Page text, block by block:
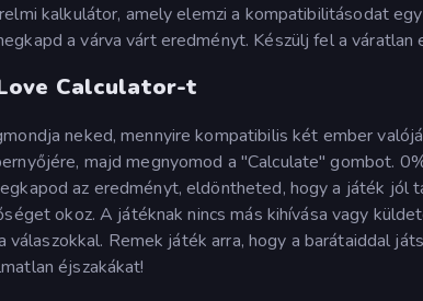
kalkulátor, amely elemzi a kompatibilitásodat
a várva várt eredményt. Készülj fel a váratlan
Calculator-t
neked, mennyire kompatibilis két ember
majd megnyomod a "Calculate" gombot.
az eredményt, eldöntheted, hogy a játék jól
okoz. A játéknak nincs más kihívása vagy
Remek játék arra, hogy a barátaiddal
éjszakákat!